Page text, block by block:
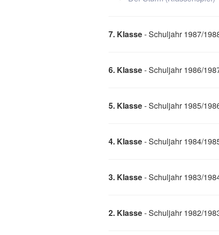
7. Klasse- Schuljahr 1987/
6. Klasse- Schuljahr 1986/
5. Klasse- Schuljahr 1985/
4. Klasse- Schuljahr 1984/
3. Klasse- Schuljahr 1983/
2. Klasse- Schuljahr 1982/